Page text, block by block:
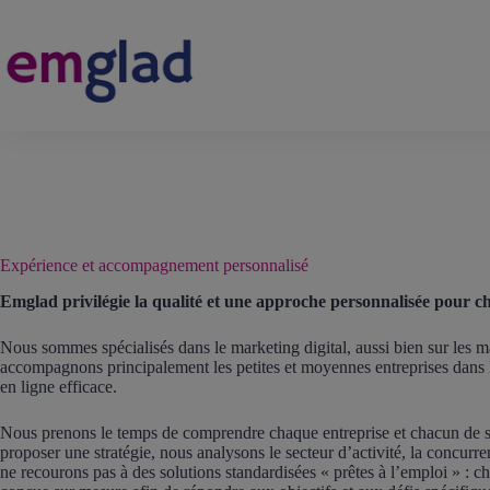
contenu
Expérience et accompagnement personnalisé
Emglad privilégie la qualité et une approche personnalisée pour
Nous sommes spécialisés dans le marketing digital, aussi bien sur les
accompagnons principalement les petites et moyennes entreprises
en ligne efficace.
Nous prenons le temps de comprendre chaque entreprise et chacun de
proposer une stratégie, nous analysons le secteur d’activité, la
ne recourons pas à des solutions standardisées « prêtes à l’emploi » :